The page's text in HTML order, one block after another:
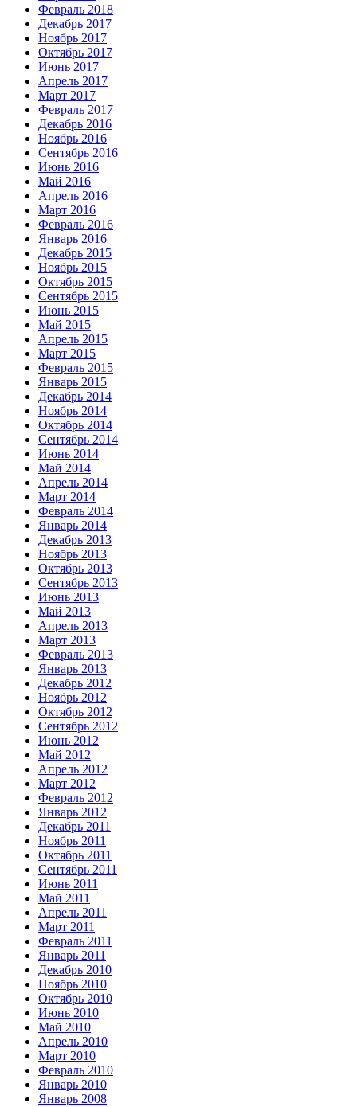
Февраль 2018
Декабрь 2017
Ноябрь 2017
Октябрь 2017
Июнь 2017
Апрель 2017
Март 2017
Февраль 2017
Декабрь 2016
Ноябрь 2016
Сентябрь 2016
Июнь 2016
Май 2016
Апрель 2016
Март 2016
Февраль 2016
Январь 2016
Декабрь 2015
Ноябрь 2015
Октябрь 2015
Сентябрь 2015
Июнь 2015
Май 2015
Апрель 2015
Март 2015
Февраль 2015
Январь 2015
Декабрь 2014
Ноябрь 2014
Октябрь 2014
Сентябрь 2014
Июнь 2014
Май 2014
Апрель 2014
Март 2014
Февраль 2014
Январь 2014
Декабрь 2013
Ноябрь 2013
Октябрь 2013
Сентябрь 2013
Июнь 2013
Май 2013
Апрель 2013
Март 2013
Февраль 2013
Январь 2013
Декабрь 2012
Ноябрь 2012
Октябрь 2012
Сентябрь 2012
Июнь 2012
Май 2012
Апрель 2012
Март 2012
Февраль 2012
Январь 2012
Декабрь 2011
Ноябрь 2011
Октябрь 2011
Сентябрь 2011
Июнь 2011
Май 2011
Апрель 2011
Март 2011
Февраль 2011
Январь 2011
Декабрь 2010
Ноябрь 2010
Октябрь 2010
Июнь 2010
Май 2010
Апрель 2010
Март 2010
Февраль 2010
Январь 2010
Январь 2008